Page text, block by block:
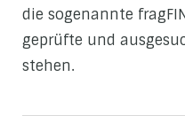
die sogenannte
geprüfte und
stehen.